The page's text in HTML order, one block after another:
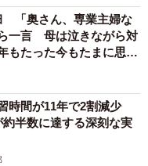
「奥さん、専業主婦な
一言 母は泣きながら対
たった今もたまに思い
時間が11年で2割減少
約半数に達する深刻な実